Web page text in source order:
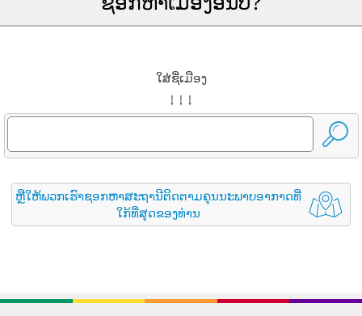
ໃສ່ຊື່ເມືອງ
↓ ↓ ↓
ຫຼືໃຫ້ພວກເຮົາຊອກຫາສະຖານີຕິດຕາມຄຸນນະພາບອາກາດທີ່
ໃກ້ທີ່ສຸດຂອງທ່ານ